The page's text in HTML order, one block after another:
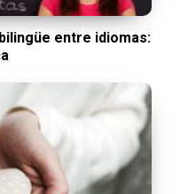
entre idiomas: